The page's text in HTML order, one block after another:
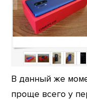
В данный же
проще всего у